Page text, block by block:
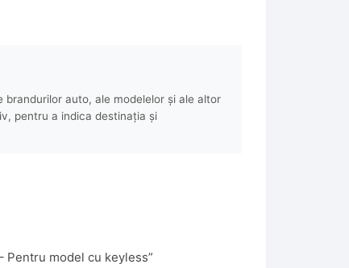
auto, ale modelelor și ale altor
pentru a indica destinația și
Pentru model cu keyless”